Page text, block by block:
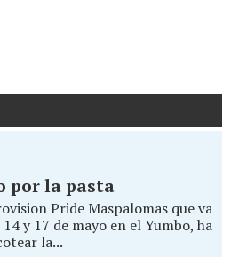
por la pasta
Pride Maspalomas que va
y 17 de mayo en el Yumbo, ha
la...